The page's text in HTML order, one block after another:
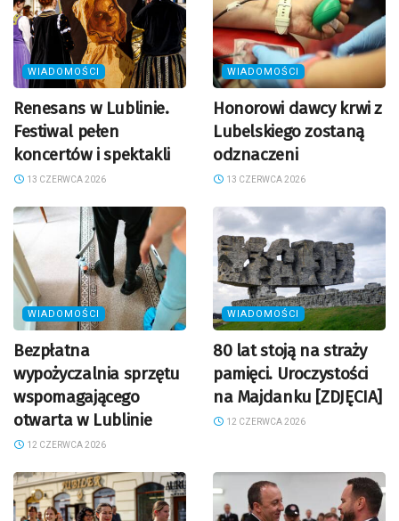
WIADOMOŚCI
Renesans w Lublinie.
Festiwal pełen
koncertów i spektakli
13 CZERWCA 2026
WIADOMOŚCI
Honorowi dawcy krwi z
Lubelskiego zostaną
odznaczeni
13 CZERWCA 2026
WIADOMOŚCI
Bezpłatna
wypożyczalnia sprzętu
wspomagającego
otwarta w Lublinie
12 CZERWCA 2026
WIADOMOŚCI
80 lat stoją na straży
pamięci. Uroczystości
na Majdanku [ZDJĘCIA]
12 CZERWCA 2026